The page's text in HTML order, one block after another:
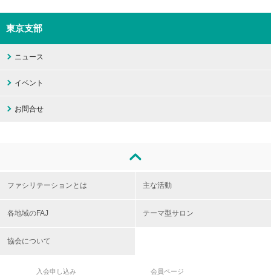
東京支部
ニュース
イベント
お問合せ
ファシリテーションとは 主な活動
各地域のFAJ テーマ型サロン
協会について
入会申し込み 会員ページ